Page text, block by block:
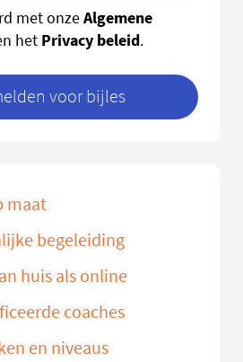
met onzeAlgemene
het Privacy beleid.
voor bijles
maat
begeleiding
huis als online
coaches
en niveaus